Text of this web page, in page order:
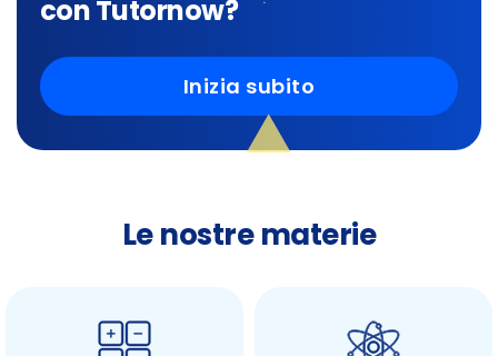
con Tutornow?
Inizia subito
Le nostre materie